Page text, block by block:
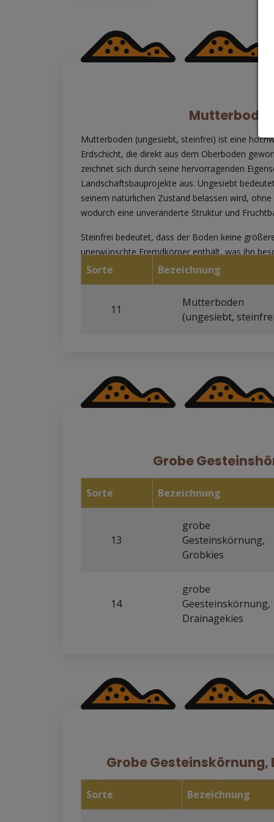
Mutterboden (ungesiebt, steinfrei) ist eine
Erdschicht, die direkt aus dem Oberboden
zeichnet sich durch seine hervorragenden
Landschaftsbauprojekte aus. Ungesiebt
seinem natürlichen Zustand belassen wird,
wodurch eine unveränderte Struktur und
Steinfrei bedeutet, dass der Boden keine
unerwünschte Fremdkörper enthält, was ihn
direkte Nutzung in Pflanzbeeten, Rasenflächen
Wachstum von Pflanzen, da er reich an
Substanz ist, die für gesunde
Sorte Bezeichnung
11
Mutterboden
(ungesiebt,
Grobe
Sorte Bezeichnung
13
grobe
Gesteinskörnung,
Grobkies
14
grobe
Geesteinskörnung,
Drainagekies
Grobe Gesteinskörnung,
Sorte Bezeichnung